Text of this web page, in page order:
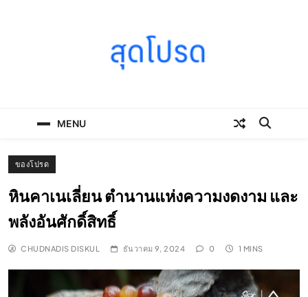
MENU
ของโปรด
หินคาเนเลี่ยน ตำนานแห่งความงดงาม และ
พลังอันศักดิ์สิทธิ์
CHUDNADIS DISKUL ธันวาคม 9, 2024 0 1 MINS